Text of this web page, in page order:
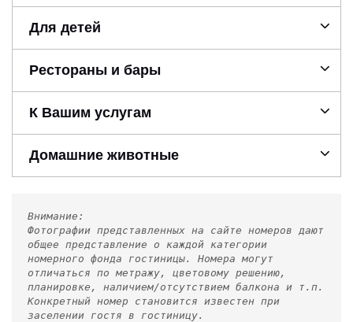
Для детей
Рестораны и бары
К Вашим услугам
Домашние животные
Внимание:
Фотографии представленных на сайте номеров дают
общее представление о каждой категории
номерного фонда гостиницы. Номера могут
отличаться по метражу, цветовому решению,
планировке, наличием/отсутствием балкона и т.п.
Конкретный номер становится известен при
заселении гостя в гостиницу.